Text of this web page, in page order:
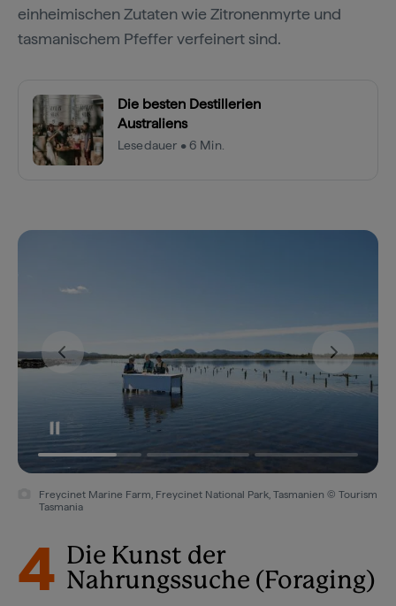
einheimischen Zutaten wie Zitronenmyrte und
tasmanischem Pfeffer verfeinert sind.
Die besten Destillerien
Australiens
Lesedauer • 6 Min.
Freycinet Marine Farm, Freycinet National Park, Tasmanien © Tourism
Tasmania
4 Die Kunst der
Nahrungssuche (Foraging)